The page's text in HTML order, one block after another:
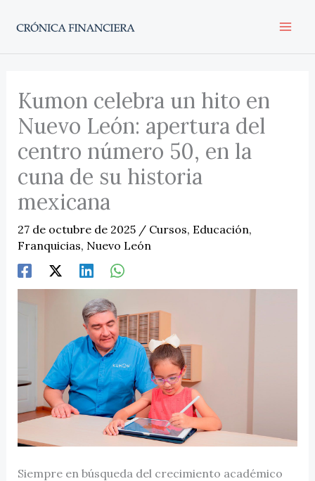
Kumon celebra un hito en
Nuevo León: apertura del
centro número 50, en la
cuna de su historia
mexicana
27 de octubre de 2025 / Cursos, Educación,
Franquicias, Nuevo León
Siempre en búsqueda del crecimiento académico